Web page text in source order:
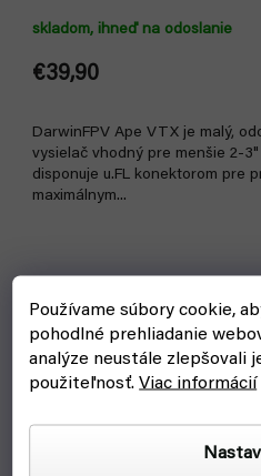
Používame súbory cookie,
pohodlné prehliadanie
analýze neustále zlepšovali
použiteľnosť.Viac informácií
skladom, ihneď na odoslanie
€39,90
DarwinFPV Ape VTX je malý,
vysielač vhodný pre menšie 2-
disponuje u.FL konektorom pre
maximálnym...